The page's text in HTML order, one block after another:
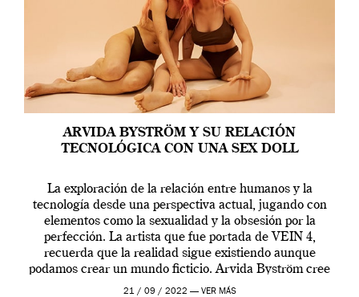
ARVIDA BYSTRÖM Y SU RELACIÓN
TECNOLÓGICA CON UNA SEX DOLL
La exploración de la relación entre humanos y la
tecnología desde una perspectiva actual, jugando con
elementos como la sexualidad y la obsesión por la
perfección. La artista que fue portada de VEIN 4,
recuerda que la realidad sigue existiendo aunque
podamos crear un mundo ficticio. Arvida Byström cree
que los humanos tienen un complejo […]
21 / 09 / 2022 — VER MÁS